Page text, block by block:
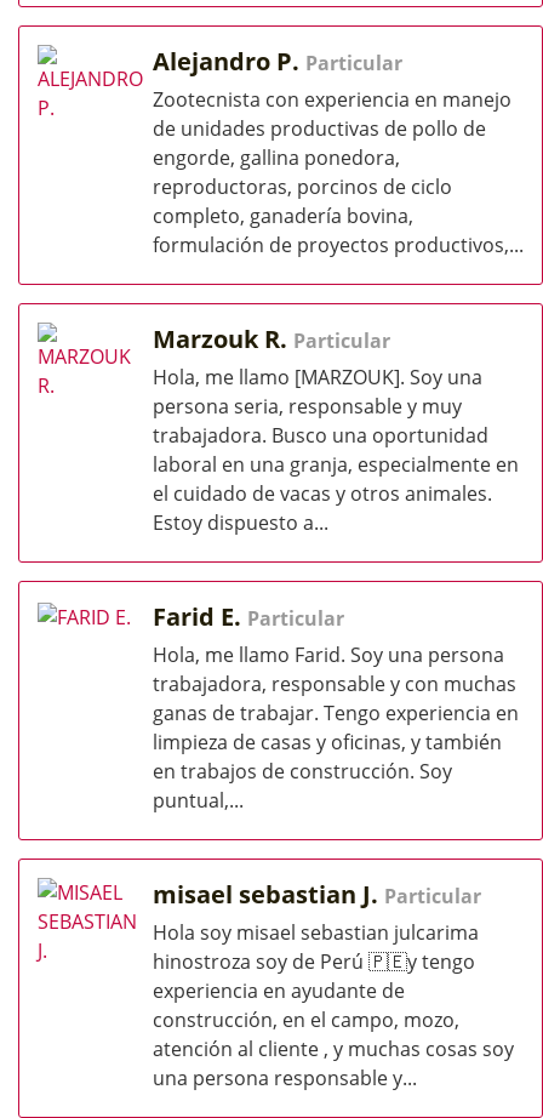
Alejandro P. Particular
Zootecnista con experiencia en manejo
de unidades productivas de pollo de
engorde, gallina ponedora,
reproductoras, porcinos de ciclo
completo, ganadería bovina,
formulación de proyectos productivos,...
Marzouk R. Particular
Hola, me llamo [MARZOUK]. Soy una
persona seria, responsable y muy
trabajadora. Busco una oportunidad
laboral en una granja, especialmente en
el cuidado de vacas y otros animales.
Estoy dispuesto a...
Farid E. Particular
Hola, me llamo Farid. Soy una persona
trabajadora, responsable y con muchas
ganas de trabajar. Tengo experiencia en
limpieza de casas y oficinas, y también
en trabajos de construcción. Soy
puntual,...
misael sebastian J. Particular
Hola soy misael sebastian julcarima
hinostroza soy de Perú 🇵🇪y tengo
experiencia en ayudante de
construcción, en el campo, mozo,
atención al cliente , y muchas cosas soy
una persona responsable y...